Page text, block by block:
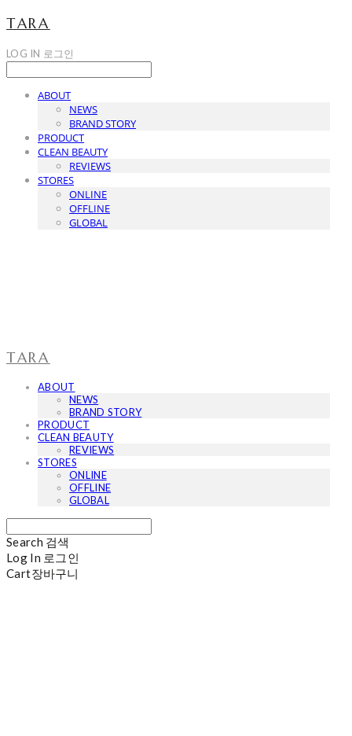
TARA
LOG IN 로그인
ABOUT
NEWS
BRAND STORY
PRODUCT
CLEAN BEAUTY
REVIEWS
STORES
ONLINE
OFFLINE
GLOBAL
TARA
ABOUT
NEWS
BRAND STORY
PRODUCT
CLEAN BEAUTY
REVIEWS
STORES
ONLINE
OFFLINE
GLOBAL
Search 검색
Log In 로그인
Cart장바구니